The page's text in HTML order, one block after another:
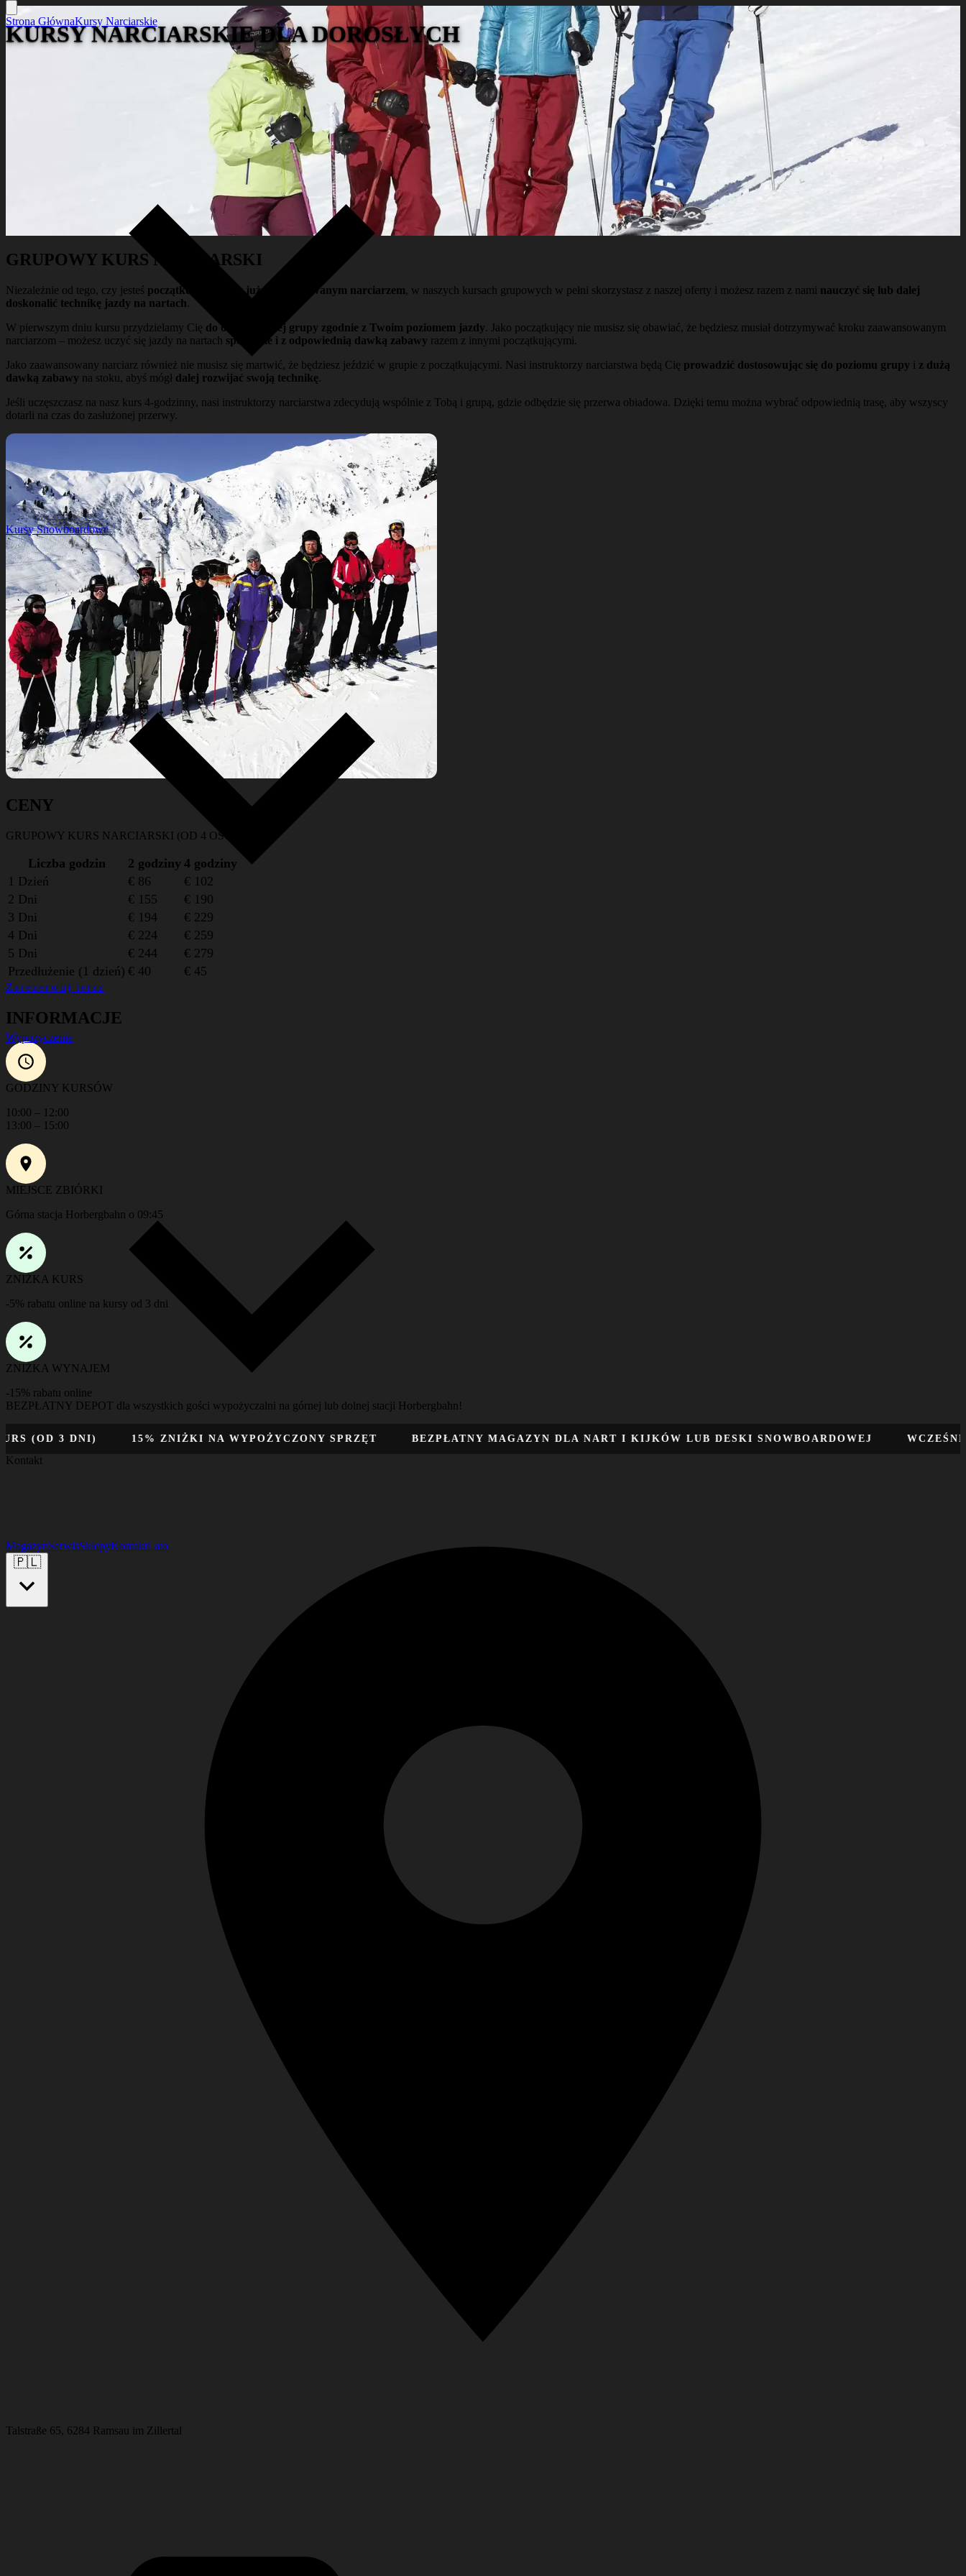
Strona GłównaKursy Narciarskie
Kursy Snowboardowe
Wypożyczenie
MagazynSerwisSklepyKontaktLato
🇵🇱
KURSY NARCIARSKIE DLA DOROSŁYCH
GRUPOWY KURS NARCIARSKI
Niezależnie od tego, czy jesteś początkującym, czy już zaawansowanym narciarzem, w naszych kursach grupowych w pełni skorzystasz z naszej oferty i możesz razem z nami nauczyć się lub dalej
doskonalić technikę jazdy na nartach.
W pierwszym dniu kursu przydzielamy Cię do odpowiedniej grupy zgodnie z Twoim poziomem jazdy. Jako początkujący nie musisz się obawiać, że będziesz musiał dotrzymywać kroku zaawansowanym
narciarzom – możesz uczyć się jazdy na nartach spokojnie i z odpowiednią dawką zabawy razem z innymi początkującymi.
Jako zaawansowany narciarz również nie musisz się martwić, że będziesz jeździć w grupie z początkującymi. Nasi instruktorzy narciarstwa będą Cię prowadzić dostosowując się do poziomu grupy i z dużą
dawką zabawy na stoku, abyś mógł dalej rozwijać swoją technikę.
Jeśli uczęszczasz na nasz kurs 4-godzinny, nasi instruktorzy narciarstwa zdecydują wspólnie z Tobą i grupą, gdzie odbędzie się przerwa obiadowa. Dzięki temu można wybrać odpowiednią trasę, aby wszyscy
dotarli na czas do zasłużonej przerwy.
CENY
GRUPOWY KURS NARCIARSKI (OD 4 OSÓB)
Liczba godzin 2 godziny 4 godziny
1 Dzień
€ 86
€ 102
2 Dni
€ 155
€ 190
3 Dni
€ 194
€ 229
4 Dni
€ 224
€ 259
5 Dni
€ 244
€ 279
Przedłużenie (1 dzień) € 40 € 45
Zarezerwuj teraz
INFORMACJE
GODZINY KURSÓW
10:00 – 12:00
13:00 – 15:00
MIEJSCE ZBIÓRKI
Górna stacja Horbergbahn o 09:45
ZNIŻKA KURS
-5% rabatu online na kursy od 3 dni
ZNIŻKA WYNAJEM
-15% rabatu online
BEZPŁATNY DEPOT dla wszystkich gości wypożyczalni na górnej lub dolnej stacji Horbergbahn!
3 DNI) 15% ZNIŻKI NA WYPOŻYCZONY SPRZĘT BEZPŁATNY MAGAZYN DLA NART I KIJKÓW LUB DESKI SNOWBOARDOWEJ WCZEŚNIEJSZA
Kontakt
Talstraße 65, 6284 Ramsau im Zillertal